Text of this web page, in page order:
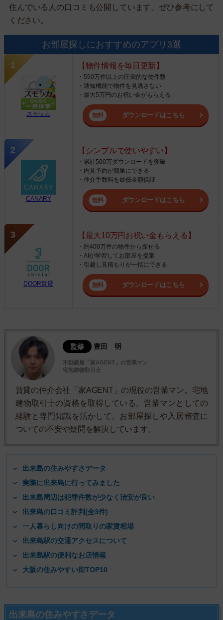
住んでいる人の口コミも公開しています。ぜひ参考にして
ください。
お部屋探しにおすすめのアプリ3選
スモッカ
【物件情報を毎日更新】
・550万件以上の圧倒的な物件数
・通知機能で物件を見逃さない
・最大5万円のお祝い金がもらえる
ダウンロードはこちら
CANARY
【シンプルで使いやすい】
・累計500万ダウンロードを突破
・内見予約が簡単にできる
・仲介手数料を最低金額保証
ダウンロードはこちら
DOOR賃貸
【最大10万円お祝い金もらえる】
・約400万件の物件から探せる
・AIが学習してお部屋を提案
・引越し見積もりが一括にできる
ダウンロードはこちら
監修 豊田 明
不動産屋「家AGENT」の営業マン
宅地建物取引士
賃貸の仲介会社「家AGENT」の現役の営業マン。宅地
建物取引士の資格を取得している。営業マンとしての
経験と専門知識を活かして、お部屋探しや入居審査に
ついての不安や疑問を解決しています。
出来島の住みやすさデータ
実際に出来島に行ってみました
出来島周辺は犯罪件数が少なく治安が良い
出来島の口コミ評判(全3件)
一人暮らし向けの間取りの家賃相場
出来島駅の交通アクセスについて
出来島駅の便利なお店情報
大阪の住みやすい街TOP10
出来島の住みやすさデータ